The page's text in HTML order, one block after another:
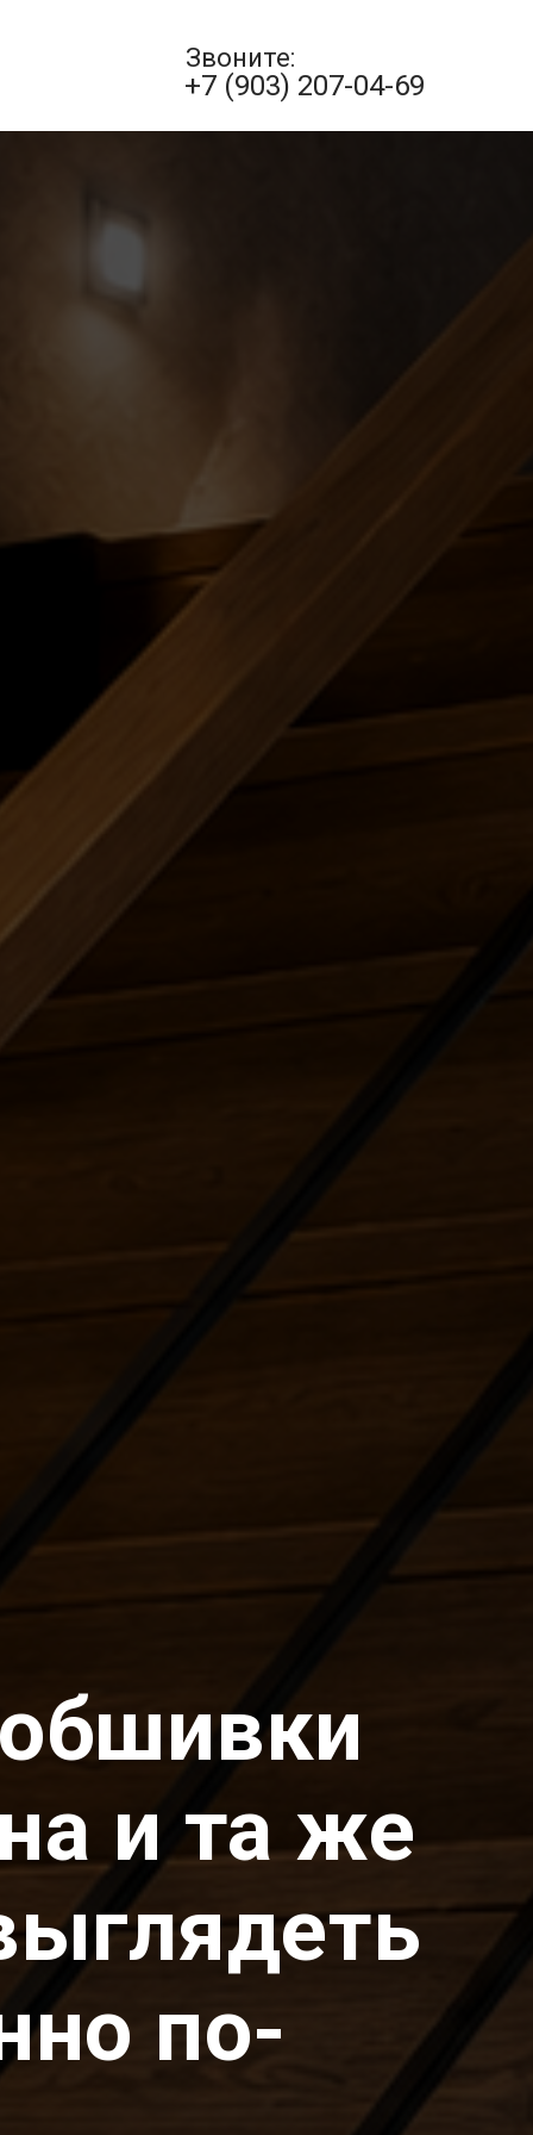
+7 (903) 207-04-69
Звоните:
и та же
по-